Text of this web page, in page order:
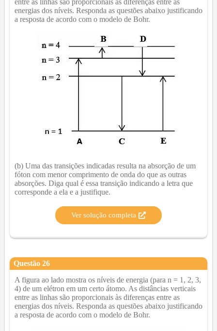
energias dos níveis. Responda as questões abaixo justificando
a resposta de acordo com o modelo de Bohr.
(b) Uma das transições indicadas resulta na absorção de um
fóton com menor comprimento de onda do que as outras
absorções. Diga qual é essa transição indicando a letra que
corresponde a ela e a justifique.
Ver solução completa
Questão 26
A figura ao lado mostra os níveis de energia (para n = 1, 2, 3,
4) de um elétron em um certo átomo. As distâncias verticais
entre as linhas são proporcionais às diferenças entre as
energias dos níveis. Responda as questões abaixo justificando
a resposta de acordo com o modelo de Bohr.